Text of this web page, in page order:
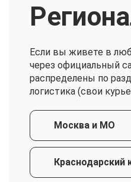
Если вы живете в
через официальный
распределены по
логистика (свои
Москва и МО
Краснодарский